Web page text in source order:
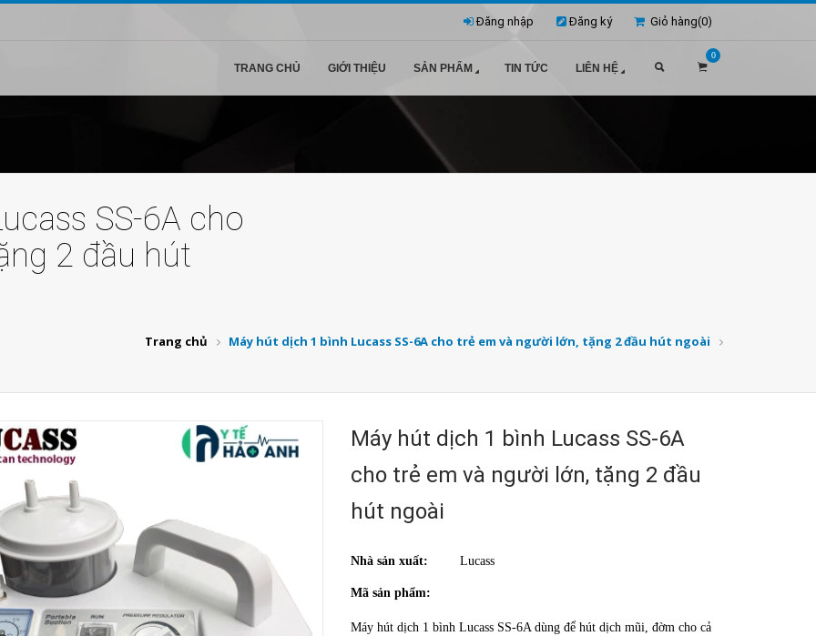
Giỏ hàng(0)
Đăng nhập Đăng ký
0
TRANG CHỦ GIỚI THIỆU SẢN PHẨM TIN TỨC LIÊN HỆ
SS-6A cho
2 đầu hút
Trang chủ Máy hút dịch 1 bình Lucass SS-6A cho trẻ em và người lớn, tặng 2 đầu hút ngoài
Máy hút dịch 1 bình Lucass SS-6A
cho trẻ em và người lớn, tặng 2 đầu
hút ngoài
Nhà sản xuất: Lucass
Mã sản phẩm:
Máy hút dịch 1 bình Lucass SS-6A dùng để hút dịch mũi, đờm cho cả